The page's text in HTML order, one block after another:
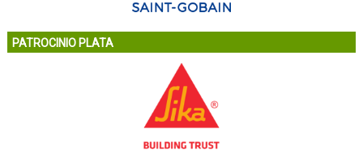
PATROCINIO PLATA